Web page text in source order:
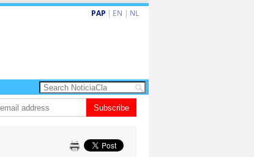
PAP | EN | NL
pa atende kehonan di ciudadano
Subscribe